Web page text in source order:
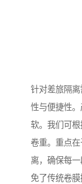
针对差旅隔
性与便捷性
软。我们可
卷重。重点
离，确保每
免了传统卷